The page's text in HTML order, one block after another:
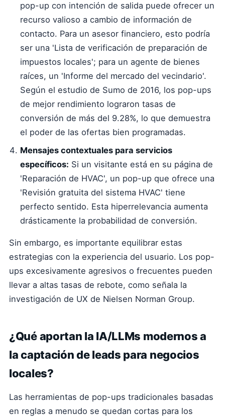
pop-up con intención de salida puede ofrecer un
recurso valioso a cambio de información de
contacto. Para un asesor financiero, esto podría
ser una 'Lista de verificación de preparación de
impuestos locales'; para un agente de bienes
raíces, un 'Informe del mercado del vecindario'.
Según el estudio de Sumo de 2016, los pop-ups
de mejor rendimiento lograron tasas de
conversión de más del 9.28%, lo que demuestra
el poder de las ofertas bien programadas.
Mensajes contextuales para servicios
específicos: Si un visitante está en su página de
'Reparación de HVAC', un pop-up que ofrece una
'Revisión gratuita del sistema HVAC' tiene
perfecto sentido. Esta hiperrelevancia aumenta
drásticamente la probabilidad de conversión.
Sin embargo, es importante equilibrar estas
estrategias con la experiencia del usuario. Los pop-
ups excesivamente agresivos o frecuentes pueden
llevar a altas tasas de rebote, como señala la
investigación de UX de Nielsen Norman Group.
¿Qué aportan la IA/LLMs modernos a
la captación de leads para negocios
locales?
Las herramientas de pop-ups tradicionales basadas
en reglas a menudo se quedan cortas para los